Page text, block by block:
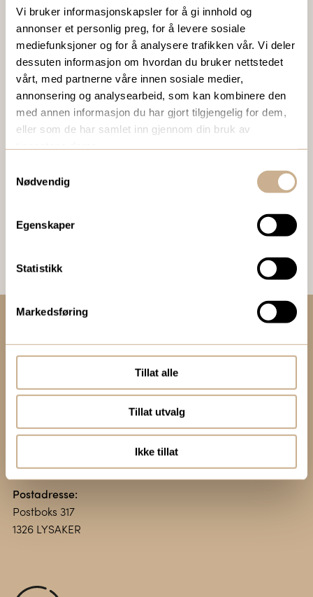
Vi bruker informasjonskapsler for å gi innhold og
annonser et personlig preg, for å levere sosiale
mediefunksjoner og for å analysere trafikken vår. Vi deler
dessuten informasjon om hvordan du bruker nettstedet
vårt, med partnerne våre innen sosiale medier,
annonsering og analysearbeid, som kan kombinere den
med annen informasjon du har gjort tilgjengelig for dem,
eller som de har samlet inn gjennom din bruk av
Nødvendig
Egenskaper
Statistikk
Markedsføring
Tillat alle
Tillat utvalg
Ikke tillat
Ta kontakt med en av våre medarbeidere, eller send en e-
post tilortomedic@ortomedic.no
Ta kontakt
BESTILL VÅRT GRATIS KUNDEMAGASIN
To ganger i året sender vi ut vårt gratis kundemagasin
med siste nytt innenfor ortopedi, traume, kirurgi, hospital
og mikroskopi.
Bestill Ortomedia
Kontakt oss:
+47 67 51 86 00
ortomedic@ortomedic.no
Vollsveien 13 E
Postadresse:
Postboks 317
1326 LYSAKER